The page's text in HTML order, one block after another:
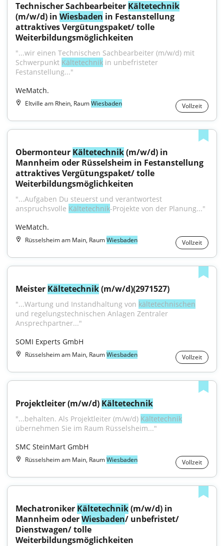
Technischer Sachbearbeiter Kältetechnik
(m/w/d) in Wiesbaden in Festanstellung
attraktives Vergütungspaket/ tolle
Weiterbildungsmöglichkeiten
"...wir einen Technischen Sachbearbeiter (m/w/d) mit
Schwerpunkt Kältetechnik in unbefristeter
Festanstellung..."
WeMatch.
Eltville am Rhein, RaumWiesbaden Vollzeit
Obermonteur Kältetechnik (m/w/d) in
Mannheim oder Rüsselsheim in Festanstellung
attraktives Vergütungspaket/ tolle
Weiterbildungsmöglichkeiten
"...Aufgaben Du steuerst und verantwortest
anspruchsvolle Kältetechnik-Projekte von der Planung..."
WeMatch.
Rüsselsheim am Main, RaumWiesbaden Vollzeit
Meister Kältetechnik (m/w/d)(2971527)
"...Wartung und Instandhaltung von kältetechnischen
und regelungstechnischen Anlagen Zentraler
Ansprechpartner..."
SOMI Experts GmbH
Rüsselsheim am Main, RaumWiesbaden Vollzeit
Projektleiter (m/w/d) Kältetechnik
"...behalten. Als Projektleiter (m/w/d) Kältetechnik
übernehmen Sie im Raum Rüsselsheim..."
SMC SteinMart GmbH
Rüsselsheim am Main, RaumWiesbaden Vollzeit
Mechatroniker Kältetechnik (m/w/d) in
Mannheim oder Wiesbaden/ unbefristet/
Dienstwagen/ tolle
Weiterbildungsmöglichkeiten